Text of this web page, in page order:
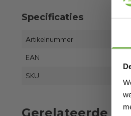
Specificaties
Artikelnummer
EAN
SKU
Gerelateerde